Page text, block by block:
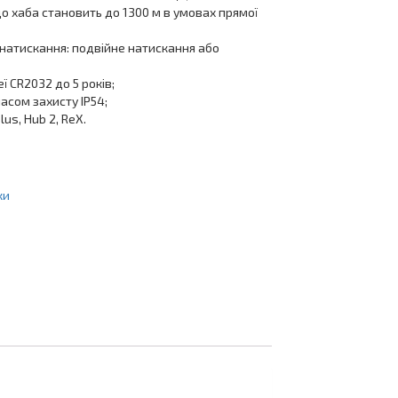
хаба становить до 1300 м в умовах прямої
подвійне натискання або
CR2032 до 5 років;
захисту IP54;
Hub 2, ReX.